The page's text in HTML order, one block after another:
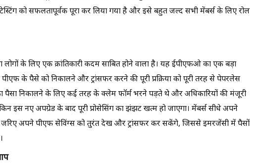
को सफलतापूर्वक पूरा कर लिया गया है और इसे बहुत जल्द सभी मेंबर्स के लिए रोल
के लिए एक क्रांतिकारी कदम साबित होने वाला है। यह ईपीएफओ का एक बड़ा
के पैसे को निकालने और ट्रांसफर करने की पूरी प्रक्रिया को पूरी तरह से पेपरलेस
पैसा निकालने के लिए कई तरह के क्लेम फॉर्म भरने पड़ते थे और अधिकारियों की मंजूरी
इस नए अपग्रेड के बाद पूरी प्रोसेसिंग का झंझट खत्म हो जाएगा। मेंबर्स सीधे अपने
अपने पीएफ सेविंग्स को तुरंत देख और ट्रांसफर कर सकेंगे, जिससे इमरजेंसी में पैसों